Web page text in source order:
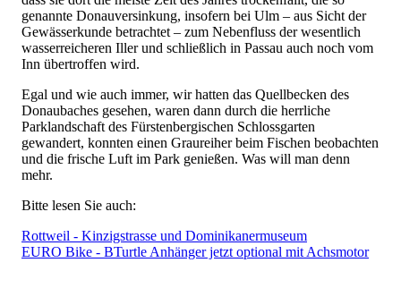
genannte Donauversinkung, insofern bei Ulm – aus Sicht der
Gewässerkunde betrachtet – zum Nebenfluss der wesentlich
wasserreicheren Iller und schließlich in Passau auch noch vom
Inn übertroffen wird.
Egal und wie auch immer, wir hatten das Quellbecken des
Donaubaches gesehen, waren dann durch die herrliche
Parklandschaft des Fürstenbergischen Schlossgarten
gewandert, konnten einen Graureiher beim Fischen beobachten
und die frische Luft im Park genießen. Was will man denn
mehr.
Bitte lesen Sie auch:
Rottweil - Kinzigstrasse und Dominikanermuseum
EURO Bike - BTurtle Anhänger jetzt optional mit Achsmotor